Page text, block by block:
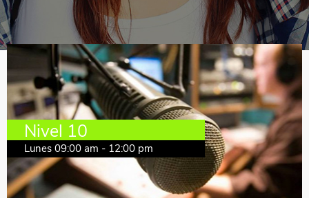
Nivel 10
Lunes 09:00 am - 12:00 pm